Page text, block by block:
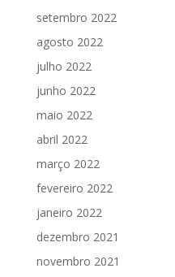
setembro 2022
agosto 2022
julho 2022
junho 2022
maio 2022
abril 2022
março 2022
fevereiro 2022
janeiro 2022
dezembro 2021
novembro 2021